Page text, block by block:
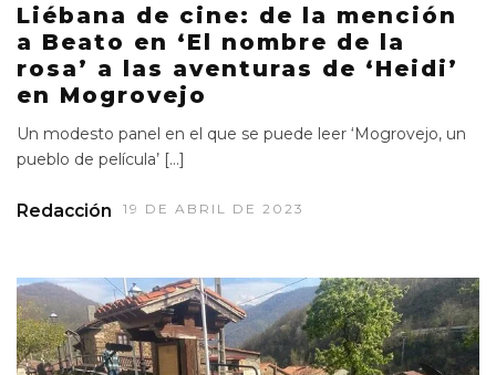
Liébana de cine: de la mención
a Beato en ‘El nombre de la
rosa’ a las aventuras de ‘Heidi’
en Mogrovejo
Un modesto panel en el que se puede leer ‘Mogrovejo, un
pueblo de película’ […]
Redacción 19 DE ABRIL DE 2023